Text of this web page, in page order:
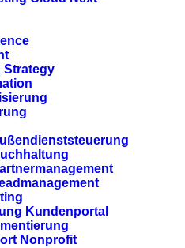
Strategy
Kundenportal
Nonprofit